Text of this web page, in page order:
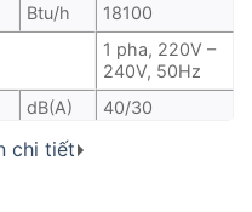
Btu/h 18100
1 pha, 220V –
240V, 50Hz
dB(A)
40/30
dB(A)
chi tiết